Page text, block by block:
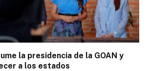
la presidencia de la GOAN y
a los estados